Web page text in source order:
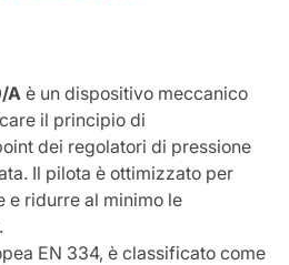
Aè un dispositivo meccanico
il principio di
dei regolatori di pressione
Il pilota è ottimizzato per
e ridurre al minimo le
EN 334, è classificato come